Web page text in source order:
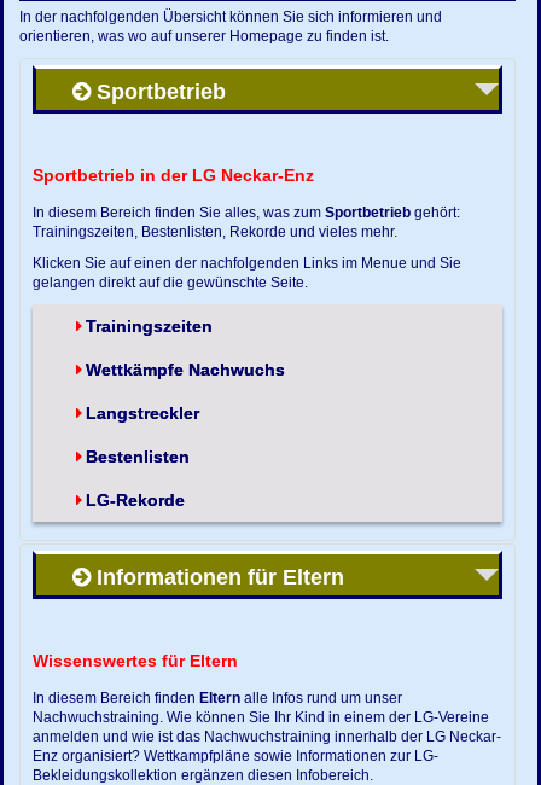
In der nachfolgenden Übersicht können Sie sich informieren und
orientieren, was wo auf unserer Homepage zu finden ist.
Sportbetrieb
Sportbetrieb in der LG Neckar-Enz
In diesem Bereich finden Sie alles, was zumSportbetrieb gehört:
Trainingszeiten, Bestenlisten, Rekorde und vieles mehr.
Klicken Sie auf einen der nachfolgenden Links im Menue und Sie
gelangen direkt auf die gewünschte Seite.
Trainingszeiten
Wettkämpfe Nachwuchs
Langstreckler
Bestenlisten
LG-Rekorde
Informationen für Eltern
Wissenswertes für Eltern
In diesem Bereich findenEltern alle Infos rund um unser
Nachwuchstraining. Wie können Sie Ihr Kind in einem der LG-Vereine
anmelden und wie ist das Nachwuchstraining innerhalb der LG Neckar-
Enz organisiert? Wettkampfpläne sowie Informationen zur LG-
Bekleidungskollektion ergänzen diesen Infobereich.